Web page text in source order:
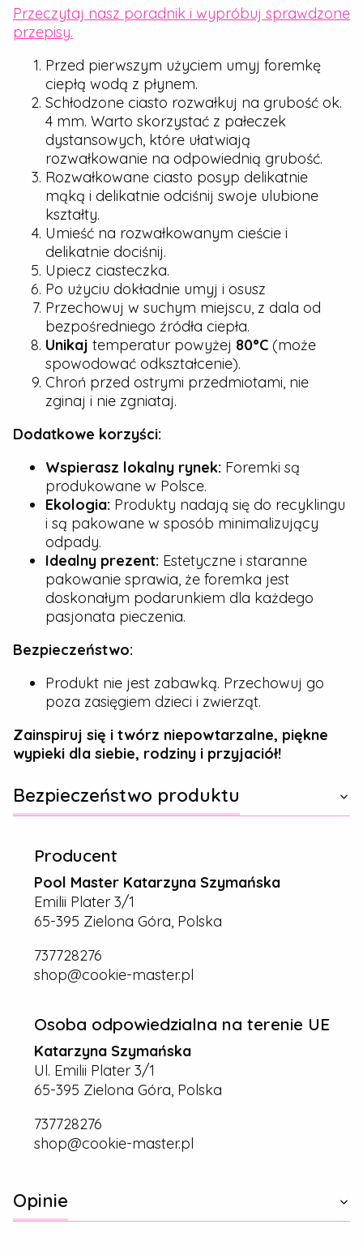
Przeczytaj nasz poradnik i wypróbuj sprawdzone
przepisy.
Przed pierwszym użyciem umyj foremkę
ciepłą wodą z płynem.
Schłodzone ciasto rozwałkuj na grubość ok.
4 mm. Warto skorzystać z pałeczek
dystansowych, które ułatwiają
rozwałkowanie na odpowiednią grubość.
Rozwałkowane ciasto posyp delikatnie
mąką i delikatnie odciśnij swoje ulubione
kształty.
Umieść na rozwałkowanym cieście i
delikatnie dociśnij.
Upiecz ciasteczka.
Po użyciu dokładnie umyj i osusz
Przechowuj w suchym miejscu, z dala od
bezpośredniego źródła ciepła.
Unikaj temperatur powyżej 80°C (może
spowodować odkształcenie).
Chroń przed ostrymi przedmiotami, nie
zginaj i nie zgniataj.
Dodatkowe korzyści:
Wspierasz lokalny rynek: Foremki są
produkowane w Polsce.
Ekologia: Produkty nadają się do recyklingu
i są pakowane w sposób minimalizujący
odpady.
Idealny prezent: Estetyczne i staranne
pakowanie sprawia, że foremka jest
doskonałym podarunkiem dla każdego
pasjonata pieczenia.
Bezpieczeństwo:
Produkt nie jest zabawką. Przechowuj go
poza zasięgiem dzieci i zwierząt.
Zainspiruj się i twórz niepowtarzalne, piękne
wypieki dla siebie, rodziny i przyjaciół!
Bezpieczeństwo produktu
Producent
Pool Master Katarzyna Szymańska
Emilii Plater 3/1
65-395 Zielona Góra, Polska
737728276
shop@cookie-master.pl
Osoba odpowiedzialna na terenie UE
Katarzyna Szymańska
Ul. Emilii Plater 3/1
65-395 Zielona Góra, Polska
737728276
shop@cookie-master.pl
Opinie